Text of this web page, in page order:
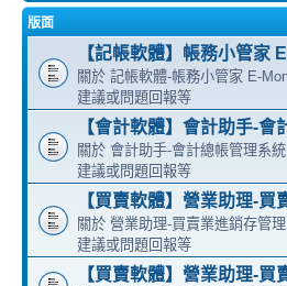
版面
【記帳軟體】帳務小管家
關於 記帳軟體-帳務小管家 E-
建議或問題回報等
【會計軟體】會計助手-
關於 會計助手-會計總帳管理系
建議或問題回報等
【買賣軟體】營業助理-
關於 營業助理-買賣業進銷存管
建議或問題回報等
【買賣軟體】營業助理-